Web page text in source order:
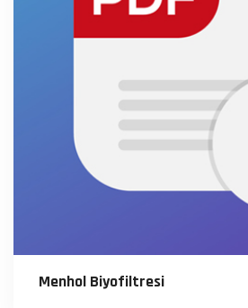
Menhol Biyofiltresi